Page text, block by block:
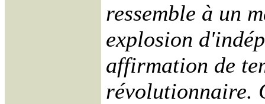
ressemble à un
explosion
affirmation de
révolutionnaire.